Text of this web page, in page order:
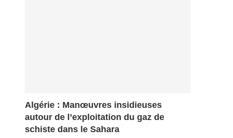
Algérie : Manœuvres insidieuses
autour de l’exploitation du gaz de
schiste dans le Sahara